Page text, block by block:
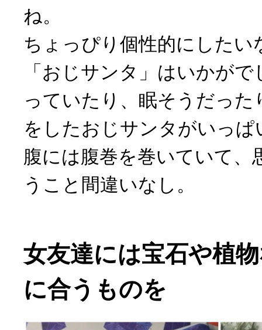
ね。
ちょっぴり個性的にしたい
「おじサンタ」はいかが
っていたり、眠そうだった
をしたおじサンタがいっ
腹には腹巻を巻いていて、
うこと間違いなし。
女友達には宝石や植
に合うものを